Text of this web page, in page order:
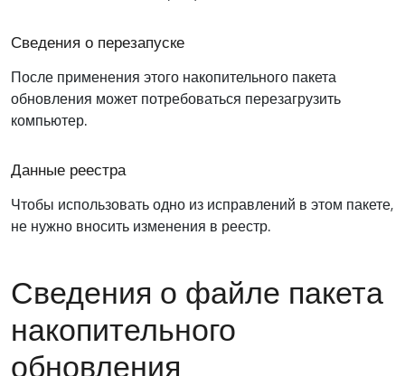
Сведения о перезапуске
После применения этого накопительного пакета
обновления может потребоваться перезагрузить
компьютер.
Данные реестра
Чтобы использовать одно из исправлений в этом пакете,
не нужно вносить изменения в реестр.
Сведения о файле пакета
накопительного
обновления